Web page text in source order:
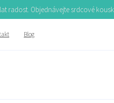
radost. Objednávejte srdcové
Blog